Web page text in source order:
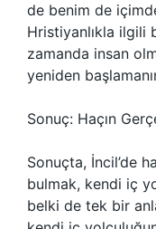
de benim de
Hristiyanlıkla ilgili
zamanda insan
yeniden
Sonuç: Haçın
Sonuçta, İncil’de
bulmak, kendi iç
belki de tek bir